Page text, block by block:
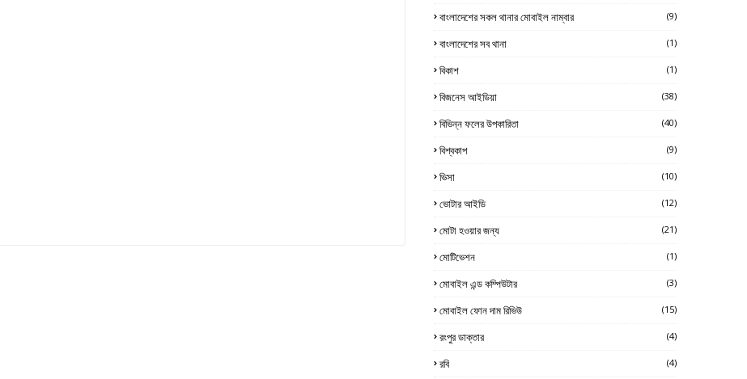
বাংলাদেশের সকল থানার মোবাইল নাম্বার (9)
বাংলাদেশের সব থানা (1)
বিকাশ (1)
বিজনেস আইডিয়া (38)
বিভিন্ন ফলের উপকারিতা (40)
বিশ্বকাপ (9)
ভিসা (10)
ভোটার আইডি (12)
মোটা হওয়ার জন্য (21)
মোটিভেশন (1)
মোবাইল এন্ড কম্পিউটার (3)
মোবাইল ফোন দাম রিভিউ (15)
রংপুর ডাক্তার (4)
রবি (4)